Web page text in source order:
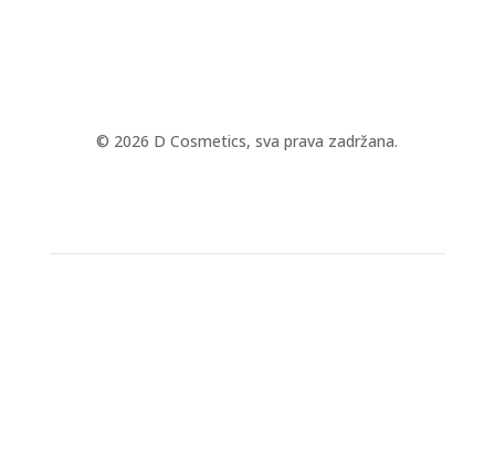
© 2026 D Cosmetics, sva prava zadržana.